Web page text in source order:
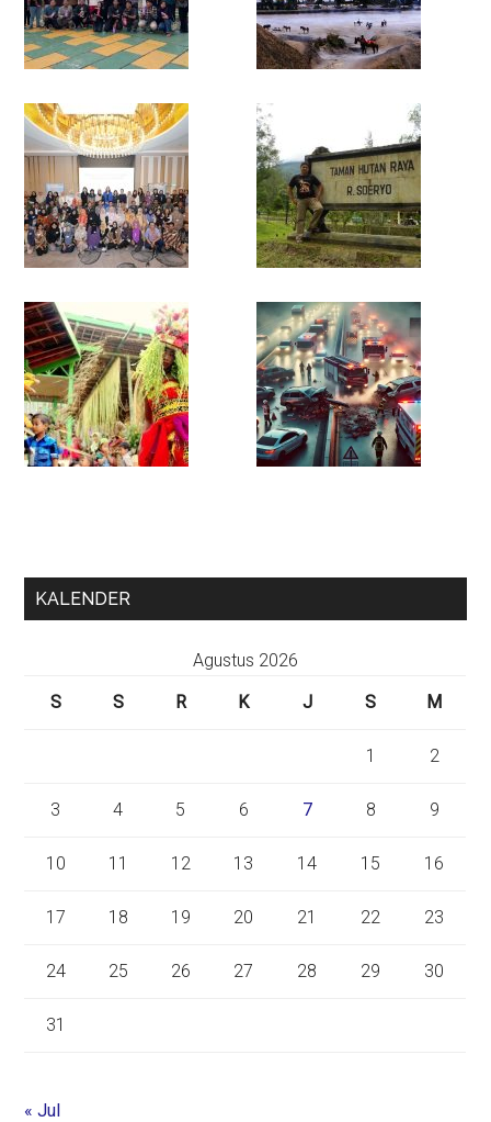
KALENDER
Agustus 2026
S
S R K J S M
1 2
3 4 5 6 7 8 9
10 11 12 13 14 15 16
17 18 19 20 21 22 23
24 25 26 27 28 29 30
31
« Jul